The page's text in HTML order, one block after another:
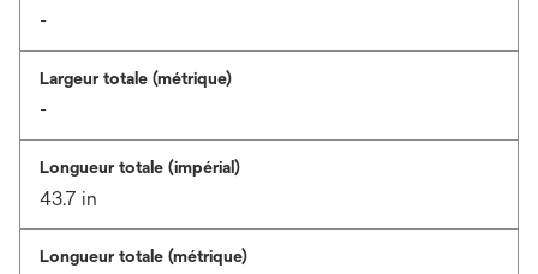
-
Largeur totale (métrique)
-
Longueur totale (impérial)
43.7 in
Longueur totale (métrique)